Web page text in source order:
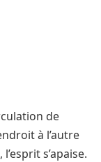
de
à l’autre
s’apaise.